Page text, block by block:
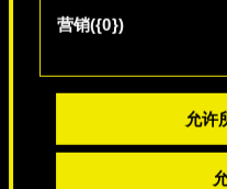
营销({0})
允许
间长了，你
分享